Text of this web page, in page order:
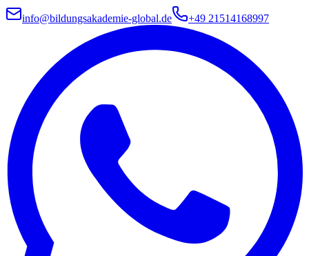
info@bildungsakademie-global.de +49 21514168997